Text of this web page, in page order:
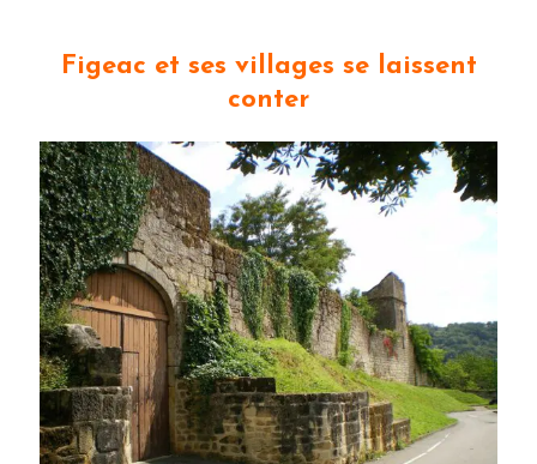
Figeac et ses villages se laissent
conter